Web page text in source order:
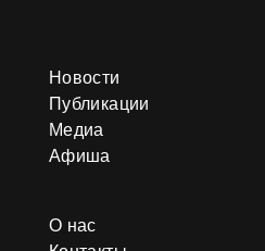
Новости
Публикации
Медиа
Афиша
О нас